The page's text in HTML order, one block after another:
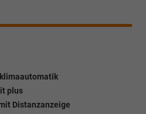
plus
Distanzanzeige